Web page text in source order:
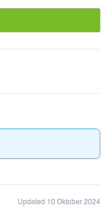
Updated 10 Oktober 2024